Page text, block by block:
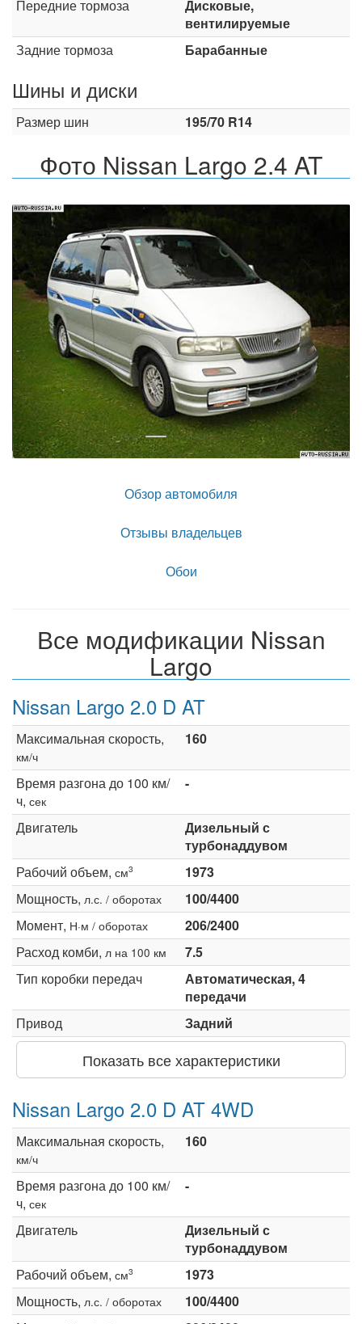
Передние тормоза
Дисковые,
вентилируемые
Задние тормоза
Барабанные
Шины и диски
Размер шин 195/70 R14
Фото Nissan Largo 2.4 AT
Назад
Обзор автомобиля
Отзывы владельцев
Обои
Все модификации Nissan
Largo
Nissan Largo 2.0 D AT
Максимальная скорость,
км/ч
160
Время разгона до 100 км/
ч, сек
-
Двигатель
Дизельный с
турбонаддувом
Рабочий объем, см3
1973
Мощность, л.с. / оборотах
100/4400
Момент, Н·м / оборотах
206/2400
Расход комби, л на 100 км
7.5
Тип коробки передач
Автоматическая, 4
передачи
Привод
Задний
Показать все характеристики
Nissan Largo 2.0 D AT 4WD
Максимальная скорость,
км/ч
160
Время разгона до 100 км/
ч, сек
-
Двигатель
Дизельный с
турбонаддувом
Рабочий объем, см3
1973
Мощность, л.с. / оборотах
100/4400